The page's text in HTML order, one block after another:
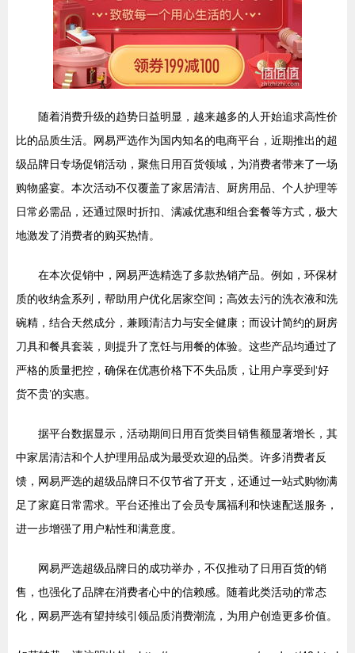
随着消费升级的趋势日益明显，越来越多的人开始追求高性价
比的品质生活。网易严选作为国内知名的电商平台，近期推出的超
级品牌日专场促销活动，聚焦日用百货领域，为消费者带来了一场
购物盛宴。本次活动不仅覆盖了家居清洁、厨房用品、个人护理等
日常必需品，还通过限时折扣、满减优惠和组合套餐等方式，极大
地激发了消费者的购买热情。
在本次促销中，网易严选精选了多款热销产品。例如，环保材
质的收纳盒系列，帮助用户优化居家空间；高效去污的洗衣液和洗
碗精，结合天然成分，兼顾清洁力与安全健康；而设计简约的厨房
刀具和餐具套装，则提升了烹饪与用餐的体验。这些产品均通过了
严格的质量把控，确保在优惠价格下不失品质，让用户享受到‘好
货不贵’的实惠。
据平台数据显示，活动期间日用百货类目销售额显著增长，其
中家居清洁和个人护理用品成为最受欢迎的品类。许多消费者反
馈，网易严选的超级品牌日不仅节省了开支，还通过一站式购物满
足了家庭日常需求。平台还推出了会员专属福利和快速配送服务，
进一步增强了用户粘性和满意度。
网易严选超级品牌日的成功举办，不仅推动了日用百货的销
售，也强化了品牌在消费者心中的信赖感。随着此类活动的常态
化，网易严选有望持续引领品质消费潮流，为用户创造更多价值。